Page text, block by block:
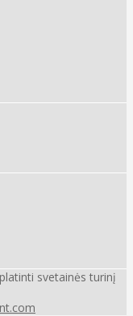
svetainės turinį